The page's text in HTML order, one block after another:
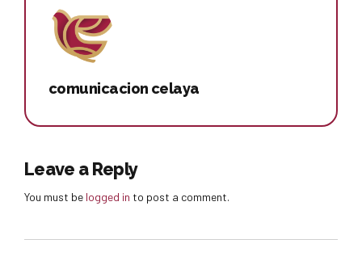
comunicacion celaya
Leave a Reply
You must be logged in to post a comment.